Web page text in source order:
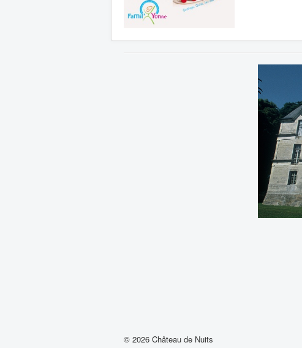
© 2026 Château de Nuits